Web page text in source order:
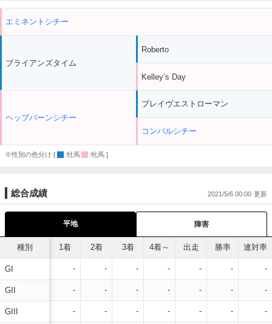
エミネントシチー
ブライアンズタイム
ヘップバーンシチー
Roberto
Kelley’s Day
ブレイヴエストローマン
コンパルシチー
※性別の色分け [ :牡馬 :牝馬 ]
総合成績 2021/5/6 00:00
平地 障害
種別
GI
GII
GIII
1着 2着 3着 4着～ 出走 勝率 連対率
- - - - - - -
- - - - - - -
- - - - - - -